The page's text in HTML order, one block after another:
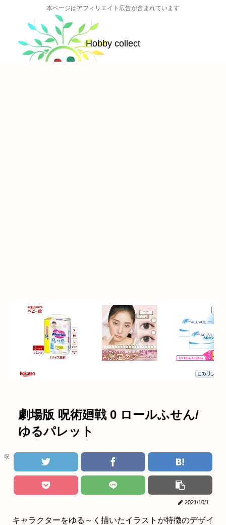
本ページはアフィリエイト広告が含まれています
Hobby collect
劇場版 呪術廻戦 0 ロールふせん/
ゆるパレット
呪術廻戦
2021/10/1
キャラクターをゆる～く描いたイラストが特徴のデザイ